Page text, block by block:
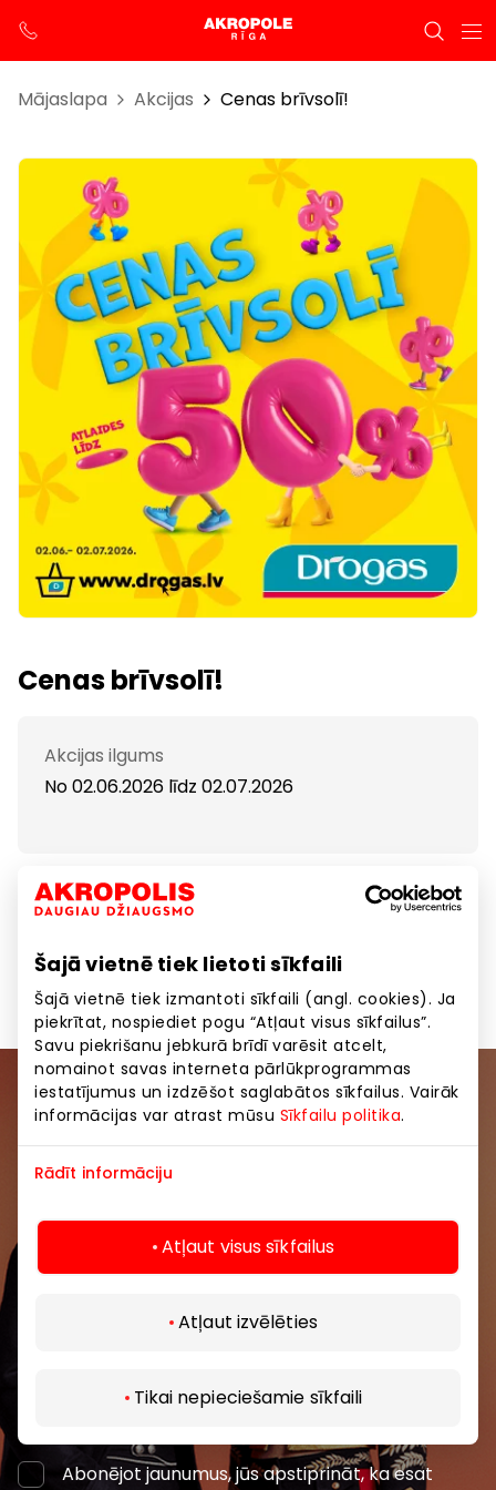
Šajā vietnē tiek lietoti sīkfaili
Šajā vietnē tiek izmantoti sīkfaili (angl. cookies). Ja
piekrītat, nospiediet pogu “Atļaut visus sīkfailus”.
Savu piekrišanu jebkurā brīdī varēsit atcelt,
nomainot savas interneta pārlūkprogrammas
iestatījumus un izdzēšot saglabātos sīkfailus. Vairāk
informācijas var atrast mūsu Sīkfailu politika.
Rādīt informāciju
Atļaut visus sīkfailus
Atļaut izvēlēties
Tikai nepieciešamie sīkfaili
Mājaslapa Akcijas Cenas brīvsolī!
Cenas brīvsolī!
Akcijas ilgums
No 02.06.2026 līdz 02.07.2026
Cenas brīvsolī veikalos Drogas!
Ļaujies lielajām vasaras atlaidēm līdz pat piecdesmit
Vairāk informācijas www.drogas.lv
Pievienojieties mūsu kopienai
pasākumiem un jaunāko informāciju iepirkšanās un
Rīga”.
Abonēt
Abonējot jaunumus, jūs apstiprināt, ka esat